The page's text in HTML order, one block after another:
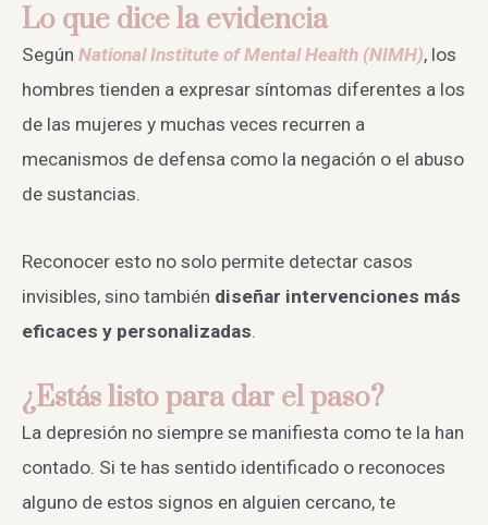
Lo que dice la evidencia
Según National Institute of Mental Health (NIMH), los
hombres tienden a expresar síntomas diferentes a los
de las mujeres y muchas veces recurren a
mecanismos de defensa como la negación o el abuso
de sustancias.
Reconocer esto no solo permite detectar casos
invisibles, sino también diseñar intervenciones más
eficaces y personalizadas.
¿Estás listo para dar el paso?
La depresión no siempre se manifiesta como te la han
contado. Si te has sentido identificado o reconoces
alguno de estos signos en alguien cercano, te